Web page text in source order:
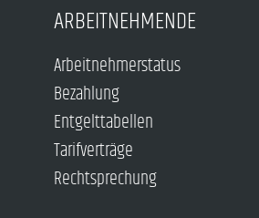
ARBEITNEHMENDE
Arbeitnehmerstatus
Bezahlung
Entgelttabellen
Tarifverträge
Rechtsprechung